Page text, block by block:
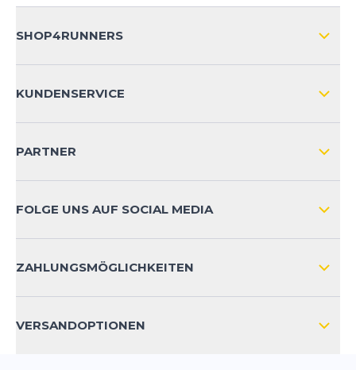
SHOP4RUNNERS
KUNDENSERVICE
KONTAKT
PRODUKTSICHERHEIT
PARTNER
FOLGE UNS AUF SOCIAL MEDIA
ZAHLUNGSMÖGLICHKEITEN
VERSANDOPTIONEN